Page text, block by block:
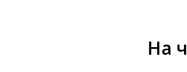
На